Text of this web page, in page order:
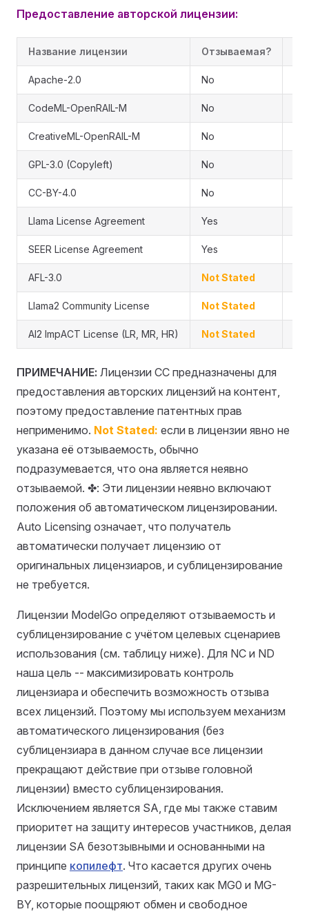
Предоставление авторской лицензии:
Название лицензии Отзываемая?
Apache-2.0 No
CodeML-OpenRAIL-M No
CreativeML-OpenRAIL-M No
GPL-3.0 (Copyleft) No
CC-BY-4.0 No
Llama License Agreement Yes
SEER License Agreement Yes
AFL-3.0 Not Stated
Llama2 Community License Not Stated
AI2 ImpACT License (LR, MR, HR) Not Stated
ПРИМЕЧАНИЕ: Лицензии CC предназначены для
предоставления авторских лицензий на контент,
поэтому предоставление патентных прав
неприменимо. Not Stated: если в лицензии явно не
указана её отзываемость, обычно
подразумевается, что она является неявно
отзываемой. ✤: Эти лицензии неявно включают
положения об автоматическом лицензировании.
Auto Licensing означает, что получатель
автоматически получает лицензию от
оригинальных лицензиаров, и сублицензирование
не требуется.
Лицензии ModelGo определяют отзываемость и
сублицензирование с учётом целевых сценариев
использования (см. таблицу ниже). Для NC и ND
наша цель -- максимизировать контроль
лицензиара и обеспечить возможность отзыва
всех лицензий. Поэтому мы используем механизм
автоматического лицензирования (без
сублицензиара в данном случае все лицензии
прекращают действие при отзыве головной
лицензии) вместо сублицензирования.
Исключением является SA, где мы также ставим
приоритет на защиту интересов участников, делая
лицензии SA безотзывными и основанными на
принципе копилефт. Что касается других очень
разрешительных лицензий, таких как MG0 и MG-
BY, которые поощряют обмен и свободное